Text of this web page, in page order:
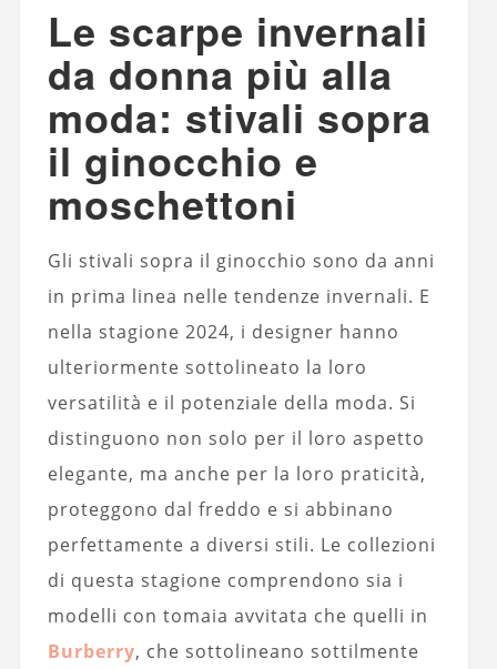
Le scarpe invernali
da donna più alla
moda: stivali sopra
il ginocchio e
moschettoni
Gli stivali sopra il ginocchio sono da anni
in prima linea nelle tendenze invernali. E
nella stagione 2024, i designer hanno
ulteriormente sottolineato la loro
versatilità e il potenziale della moda. Si
distinguono non solo per il loro aspetto
elegante, ma anche per la loro praticità,
proteggono dal freddo e si abbinano
perfettamente a diversi stili. Le collezioni
di questa stagione comprendono sia i
modelli con tomaia avvitata che quelli in
Burberry, che sottolineano sottilmente